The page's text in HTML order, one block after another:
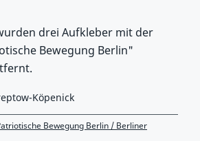
drei Aufkleber mit der
Bewegung Berlin"
Köpenick
Bewegung Berlin / Berliner